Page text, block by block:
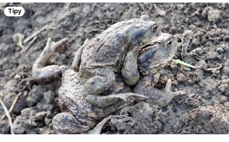
se nadýmavým potravinám nebo preventivnímu vyřazování
alergenů. Mýty o stravě při kojení boří laktační poradkyně
z Jeseníku.
Tipy